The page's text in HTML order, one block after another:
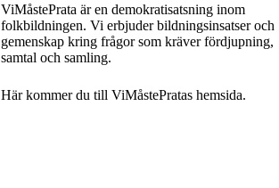
ViMåstePrata är en demokratisatsning inom
folkbildningen. Vi erbjuder bildningsinsatser och
gemenskap kring frågor som kräver fördjupning,
samtal och samling.
Här kommer du till ViMåstePratas hemsida.